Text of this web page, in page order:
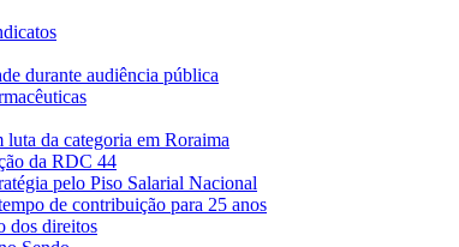
durante audiência pública
luta da categoria em Roraima
da RDC 44
pelo Piso Salarial Nacional
de contribuição para 25 anos
dos direitos